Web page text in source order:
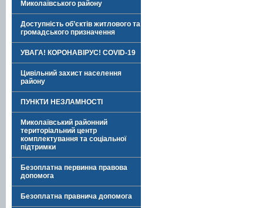
Миколаївського району
Доступність об’єктів житлового та
громадського призначення
УВАГА! КОРОНАВІРУС! COVID-19
Цивільний захист населення
району
ПУНКТИ НЕЗЛАМНОСТІ
Миколаївський районний
територіальний центр
комплектування та соціальної
підтримки
Безоплатна первинна правова
допомога
Безоплатна правнича допомога